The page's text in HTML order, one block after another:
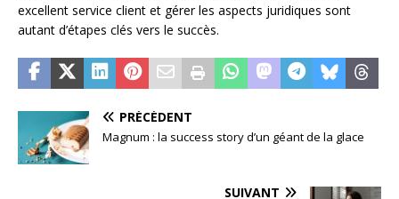
excellent service client et gérer les aspects juridiques sont
autant d’étapes clés vers le succès.
PRÉCÉDENT
Magnum : la success story d’un géant de la glace
SUIVANT